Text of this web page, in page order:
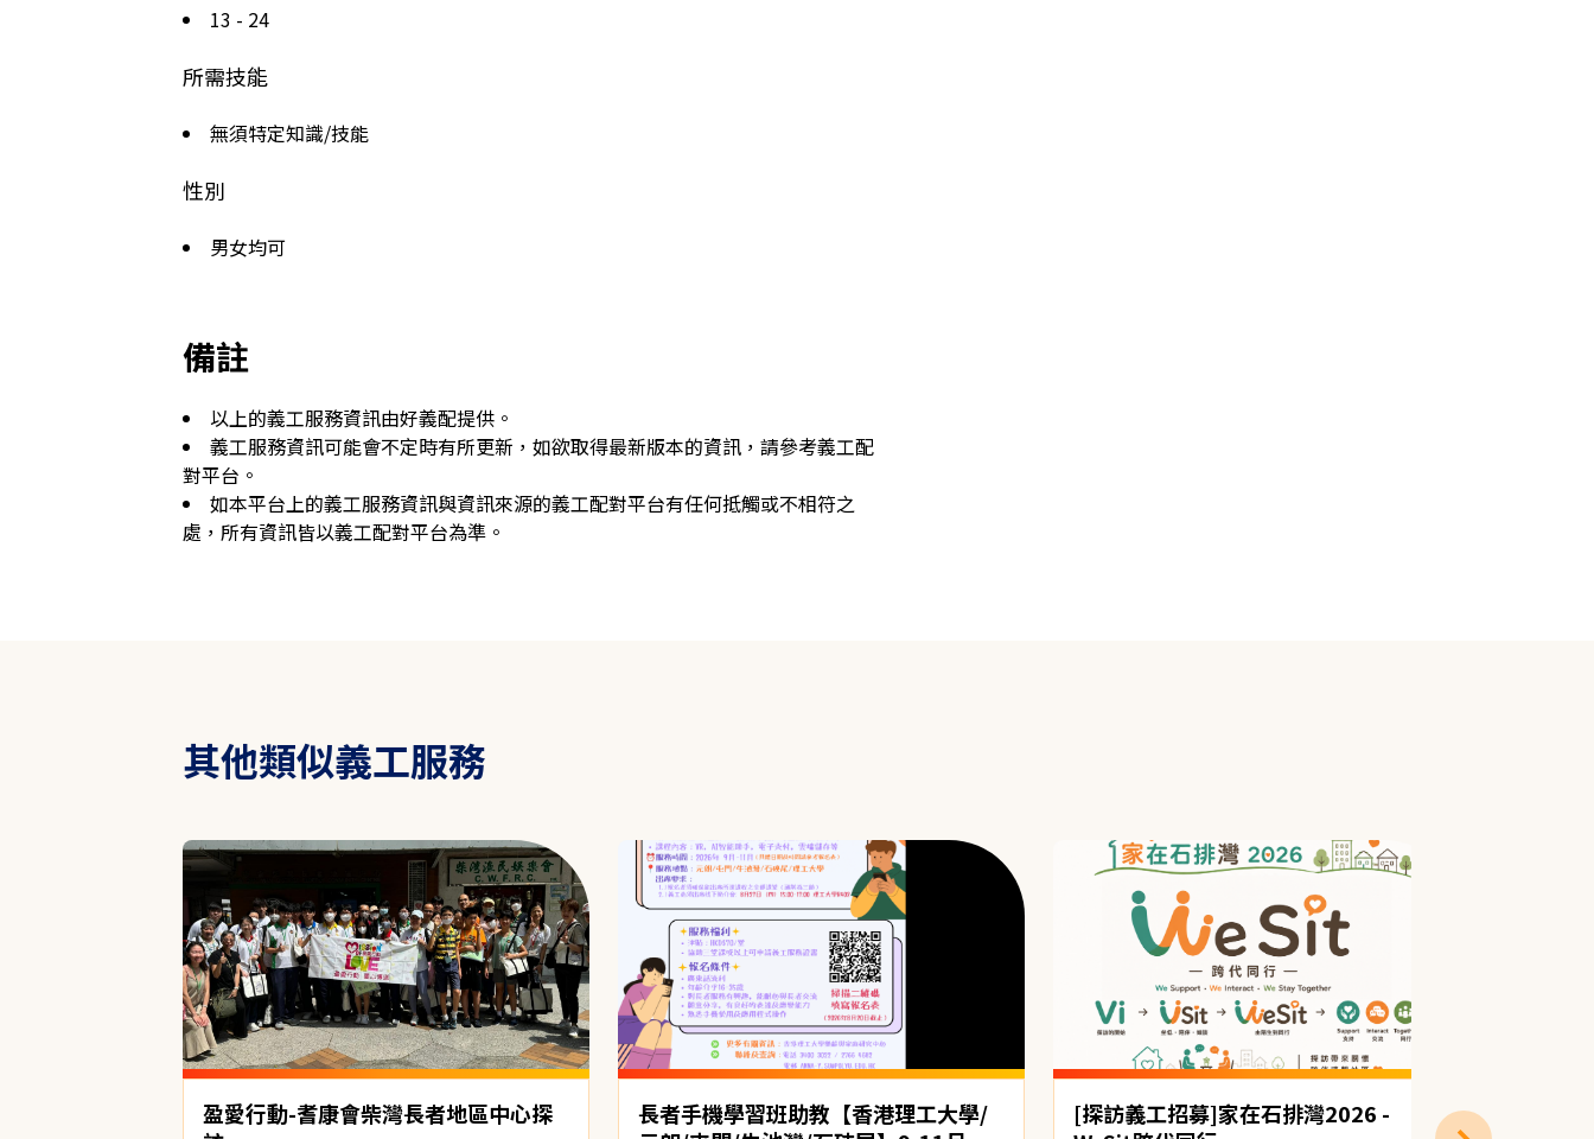
13 - 24
所需技能
無須特定知識/技能
性別
男女均可
備註
以上的義工服務資訊由好義配提供。
義工服務資訊可能會不定時有所更新，如欲取得最新版本的資訊，請參考義工配
對平台。
如本平台上的義工服務資訊與資訊來源的義工配對平台有任何抵觸或不相符之
處，所有資訊皆以義工配對平台為準。
其他類似義工服務
盈愛行動-耆康會柴灣長者地區中心探
長者手機學習班助教【香港理工大學/
[探訪義工招募]家在石排灣2026 -